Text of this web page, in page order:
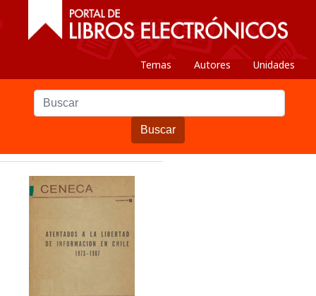
Temas Autores Unidades
Buscar